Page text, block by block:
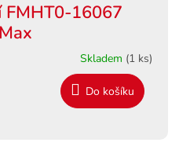
16067
Skladem (1 ks)
Do košíku